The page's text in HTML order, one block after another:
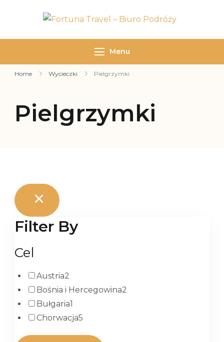
Travel –
Podróży
podróży
Menu
Home Wycieczki Pielgrzymki
Pielgrzymki
Filter By
Cel
Austria2
Bośnia i Hercegowina2
Bułgaria1
Chorwacja5